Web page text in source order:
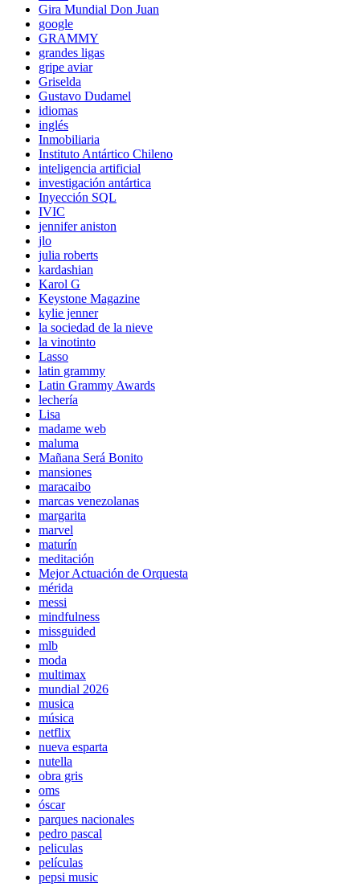
Gira Mundial Don Juan
google
GRAMMY
grandes ligas
gripe aviar
Griselda
Gustavo Dudamel
idiomas
inglés
Inmobiliaria
Instituto Antártico Chileno
inteligencia artificial
investigación antártica
Inyección SQL
IVIC
jennifer aniston
jlo
julia roberts
kardashian
Karol G
Keystone Magazine
kylie jenner
la sociedad de la nieve
la vinotinto
Lasso
latin grammy
Latin Grammy Awards
lechería
Lisa
madame web
maluma
Mañana Será Bonito
mansiones
maracaibo
marcas venezolanas
margarita
marvel
maturín
meditación
Mejor Actuación de Orquesta
mérida
messi
mindfulness
missguided
mlb
moda
multimax
mundial 2026
musica
música
netflix
nueva esparta
nutella
obra gris
oms
óscar
parques nacionales
pedro pascal
peliculas
películas
pepsi music